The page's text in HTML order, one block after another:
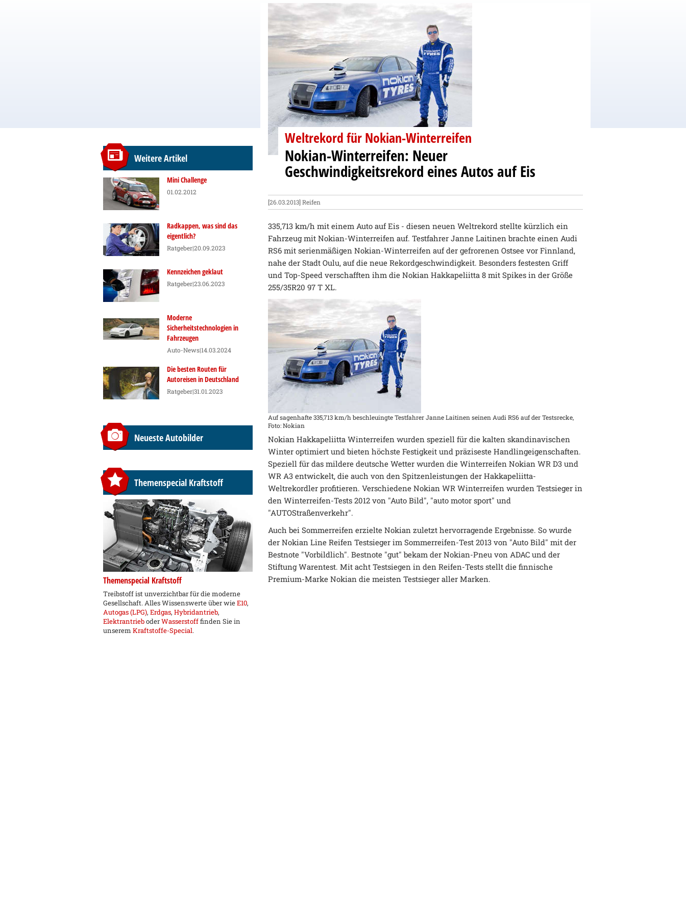
Weltrekord für Nokian-Winterreifen
Nokian-Winterreifen: Neuer
Geschwindigkeitsrekord eines Autos auf Eis
[26.03.2013]Reifen
335,713 km/h mit einem Auto auf Eis - diesen neuen Weltrekord stellte kürzlich ein
Fahrzeug mit Nokian-Winterreifen auf. Testfahrer Janne Laitinen brachte einen Audi
RS6 mit serienmäßigen Nokian-Winterreifen auf der gefrorenen Ostsee vor Finnland,
nahe der Stadt Oulu, auf die neue Rekordgeschwindigkeit. Besonders festesten Griff
und Top-Speed verschafften ihm die Nokian Hakkapeliitta 8 mit Spikes in der Größe
255/35R20 97 T XL.
Auf sagenhafte 335,713 km/h beschleuingte Testfahrer Janne Laitinen seinen Audi RS6 auf der Testsrecke,
Foto: Nokian
Nokian Hakkapeliitta Winterreifen wurden speziell für die kalten skandinavischen
Winter optimiert und bieten höchste Festigkeit und präziseste Handlingeigenschaften.
Speziell für das mildere deutsche Wetter wurden die Winterreifen Nokian WR D3 und
WR A3 entwickelt, die auch von den Spitzenleistungen der Hakkapeliitta-
Weltrekordler profitieren. Verschiedene Nokian WR Winterreifen wurden Testsieger in
den Winterreifen-Tests 2012 von "Auto Bild", "auto motor sport" und
"AUTOStraßenverkehr".
Auch bei Sommerreifen erzielte Nokian zuletzt hervorragende Ergebnisse. So wurde
der Nokian Line Reifen Testsieger im Sommerreifen-Test 2013 von "Auto Bild" mit der
Bestnote "Vorbildlich". Bestnote "gut" bekam der Nokian-Pneu von ADAC und der
Stiftung Warentest. Mit acht Testsiegen in den Reifen-Tests stellt die finnische
Premium-Marke Nokian die meisten Testsieger aller Marken.
Weitere Artikel
Mini Challenge
01.02.2012
Radkappen, was sind das
eigentlich?
Ratgeber|20.09.2023
Kennzeichen geklaut
Ratgeber|23.06.2023
Moderne
Sicherheitstechnologien in
Fahrzeugen
Auto-News|14.03.2024
Die besten Routen für
Autoreisen in Deutschland
Ratgeber|31.01.2023
Neueste Autobilder
Themenspecial Kraftstoff
Themenspecial Kraftstoff
Treibstoff ist unverzichtbar für die moderne
Gesellschaft. Alles Wissenswerte über wieE10,
Autogas (LPG), Erdgas, Hybridantrieb,
ElektrantrieboderWasserstofffinden Sie in
unserem Kraftstoffe-Special.